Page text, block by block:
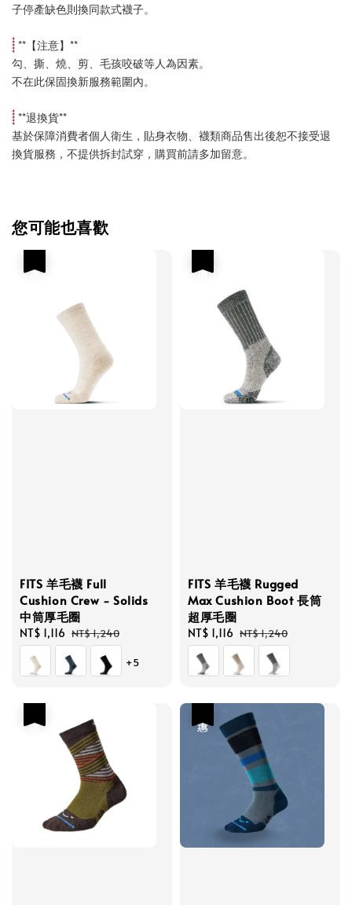
子停產缺色則換同款式襪子。
**【注意】**
勾、撕、燒、剪、毛孩咬破等人為因素。
不在此保固換新服務範圍內。
**退換貨**
基於保障消費者個人衛生，貼身衣物、襪類商品售出後恕不接受退
換貨服務，不提供拆封試穿，購買前請多加留意。
您可能也喜歡
FITS 羊毛襪 Full
Cushion Crew - Solids
中筒厚毛圈
Sale
price
NT$ 1,116 Regular
price
NT$ 1,240
+5
FITS 羊毛襪 Rugged
Max Cushion Boot 長筒
超厚毛圈
Sale
price
NT$ 1,116 Regular
price
NT$ 1,240